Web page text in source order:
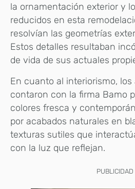
la ornamentación exterior y
reducidos en esta
resolvían las geometrías
Estos detalles resultaban
de vida de sus actuales
En cuanto al interiorismo,
contaron con la firma Bamo
colores fresca y
por acabados naturales en
texturas sutiles que
con la luz que reflejan.
PUBLICIDAD